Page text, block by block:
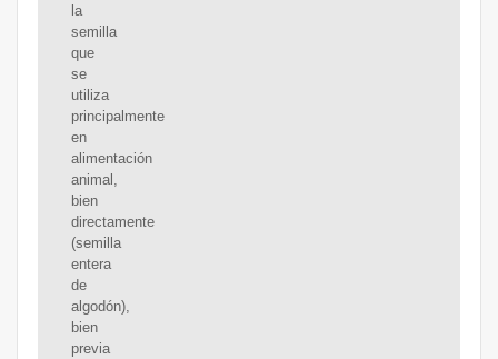
la
semilla
que
se
utiliza
principalmente
en
alimentación
animal,
bien
directamente
(semilla
entera
de
algodón),
bien
previa